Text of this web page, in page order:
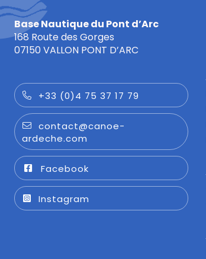
Base Nautique du Pont d’Arc
168 Route des Gorges
07150 VALLON PONT D’ARC
+33 (0)4 75 37 17 79
contact@canoe-
ardeche.com
Facebook
Instagram